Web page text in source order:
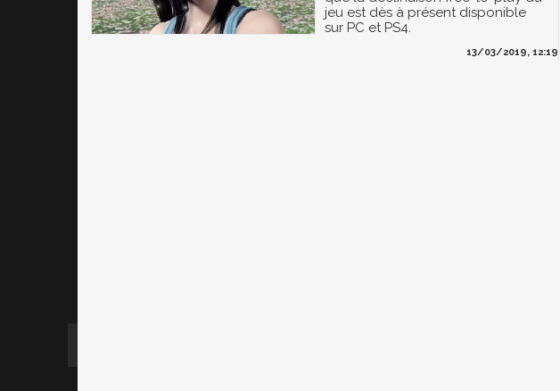
jeu est dès à présent disponible
sur PC et PS4.
13/03/2019, 12:19